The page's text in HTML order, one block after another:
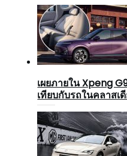
เผยภายใน Xpeng
เทียบกับรถในคลาสเ